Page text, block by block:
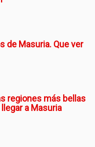
de Masuria. Que ver
regiones más bellas
a Masuria